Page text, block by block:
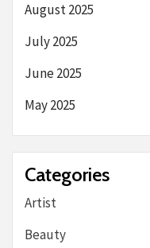
August 2025
July 2025
June 2025
May 2025
Categories
Artist
Beauty